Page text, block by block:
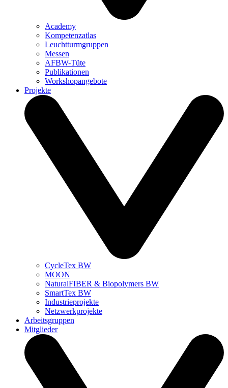
Academy
Kompetenzatlas
Leuchtturm­gruppen
Messen
AFBW-Tüte
Publikationen
Workshopangebote
Projekte
CycleTex BW
MOON
NaturalFIBER & Biopolymers BW
SmartTex BW
Industrieprojekte
Netzwerkprojekte
Arbeitsgruppen
Mitglieder